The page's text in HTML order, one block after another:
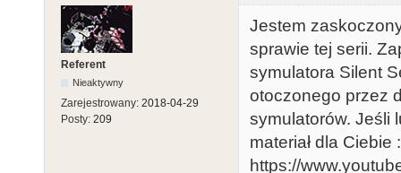
Referent
Nieaktywny
Zarejestrowany: 2018-04-29
Posty: 209
Jestem
sprawie tej serii.
symulatora Silent
otoczonego przez
symulatorów. Jeśli
materiał dla Ciebie
https://